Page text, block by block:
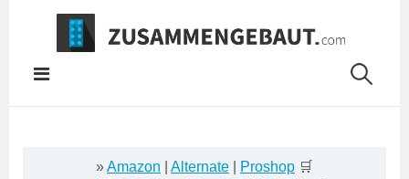
Springe
Inhalt
»Amazon Alternate Proshop 🛒